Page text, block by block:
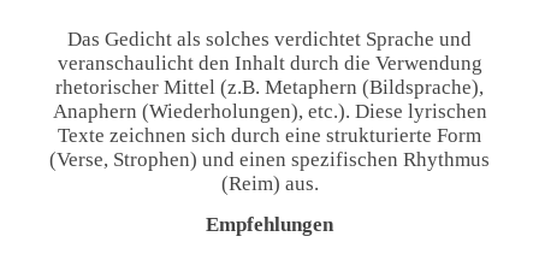
Das Gedicht als solches verdichtet Sprache und
veranschaulicht den Inhalt durch die Verwendung
rhetorischer Mittel (z.B. Metaphern (Bildsprache),
Anaphern (Wiederholungen), etc.). Diese lyrischen
Texte zeichnen sich durch eine strukturierte Form
(Verse, Strophen) und einen spezifischen Rhythmus
(Reim) aus.
Empfehlungen